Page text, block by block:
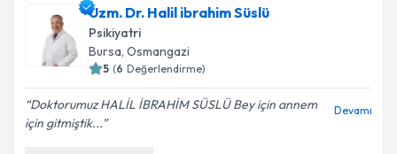
takvim hazırlandığında e-posta ile bilgilendireceğiz.
E-posta Adresiniz
Uzm. Dr. Halil ibrahim Süslü
Psikiyatri
Bursa, Osmangazi
5 (6 Değerlendirme)
Doktorumuz HALİL İBRAHİM SÜSLÜ Bey için annem
için gitmiştik...
Devamı